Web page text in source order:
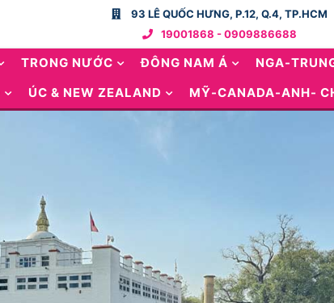
93 LÊ QUỐC HƯNG, P.12, Q.4, TP.HCM
19001868 - 0909886688
TRONG NƯỚC ĐÔNG NAM Á NGA-
ÚC & NEW ZEALAND MỸ-CANADA-ANH-